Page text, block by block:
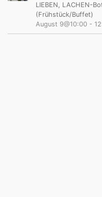
LIEBEN, LACHEN-
(Frühstück/Buffet)
August 9@10:00 -